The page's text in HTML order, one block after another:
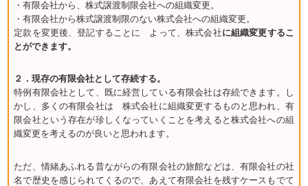
・有限会社から、株式譲渡制限会社への組織変更。
・有限会社から株式譲渡制限のない株式会社への組織変更。
定款を変更後、登記することに よって、株式会社に組織変更するこ
とができます。
２．現存の有限会社として存続する。
特例有限会社として、既に経営している有限会社は存続できます。し
かし、多くの有限会社は 株式会社に組織変更するものと思われ、有
限会社という存在が珍しくなっていくことを考えると株式会社への組
織変更を考えるのが良いと思われます。
ただ、情緒あふれる昔ながらの有限会社の旅館などは、有限会社の社
名で歴史を感じられてくるので、あえて有限会社を残すケースもでて